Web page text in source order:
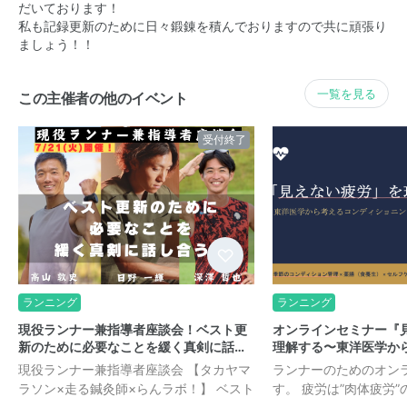
だいております！
私も記録更新のために日々鍛錬を積んでおりますので共に頑張り
ましょう！！
この主催者の他のイベント 一覧を見る
受付終了
ランニング
現役ランナー兼指導者座談会！ベスト更
新のために必要なことを緩く真剣に話…
現役ランナー兼指導者座談会 【タカヤマ
ラソン×走る鍼灸師×らんラボ！】 ベスト
ランニング
オンラインセミナー『
理解する〜東洋医学か
ランナーのためのオン
す。 疲労は”肉体疲労”